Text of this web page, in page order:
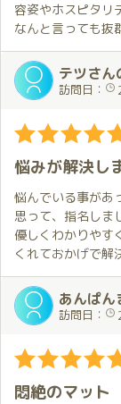
容姿やホスピタリ
なんと言っても抜
この一瞬のために
まさに「マットの
この快感が得られ
なんてね。
テツさん
訪問日：
悩みが解決し
悩んでいる事があ
思って、指名しま
優しくわかりやす
くれておかげで解
す。
また指名させてい
スタッフの方も親
た！
あんぱん
訪問日：
悶絶のマット